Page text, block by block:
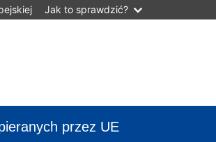
Jak to sprawdzić?
przez UE